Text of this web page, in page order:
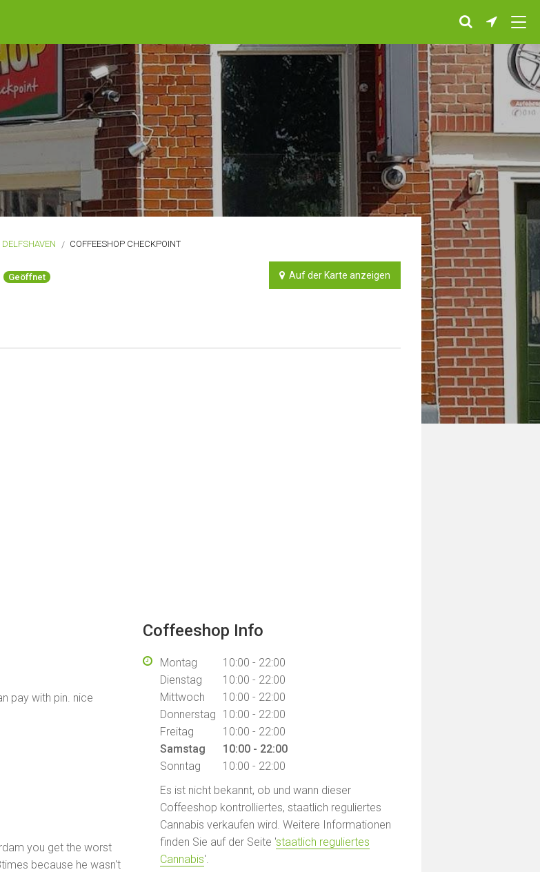
DELFSHAVEN COFFEESHOP CHECKPOINT
Geöffnet Auf der Karte anzeigen
Coffeeshop Info
Montag
10:00 - 22:00
Dienstag
10:00 - 22:00
Mittwoch
10:00 - 22:00
Donnerstag
10:00 - 22:00
Freitag
10:00 - 22:00
Samstag
10:00 - 22:00
Sonntag
10:00 - 22:00
Es ist nicht bekannt, ob und wann dieser
Coffeeshop kontrolliertes, staatlich reguliertes
Cannabis verkaufen wird. Weitere Informationen
finden Sie auf der Seite 'staatlich reguliertes
Cannabis'.
pay with pin. nice
you get the worst
because he wasn't